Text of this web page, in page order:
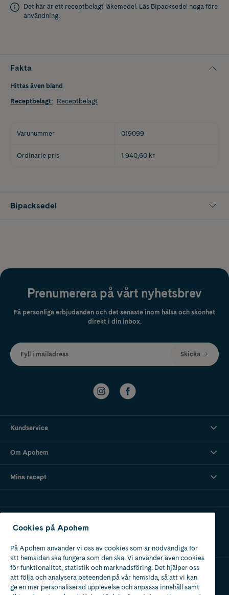
Det här är ett receptbelagt läkemedel. Läs Bipacksedel noga före
användning.
Fakta
Hittas även bland
Receptbelagt: Receptbelagt
Varunummer 019099
Ordinarie pris 1 940,60 kr
Bipacksedel
Prenumerera på vårt nyhetsbrev
Få personliga erbjudanden och det senaste inom hälsa och skönhet
direkt i din inbox.
Fyll i mailadress Skicka
Kundservice
Om Apohem
Mina recept
Apotek med tillstånd
av Läkemedelsverket
Cookies på Apohem
På Apohem använder vi oss av cookies som är nödvändiga för
att hemsidan ska fungera som den ska. Vi använder även cookies
för funktionalitet, statistik och marknadsföring. Det hjälper oss
att följa och analysera beteenden på vår hemsida, så att vi kan
ge en mer personaliserad upplevelse och anpassa innehåll samt